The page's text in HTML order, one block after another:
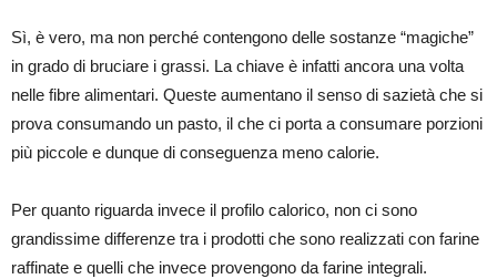
Sì, è vero, ma non perché contengono delle sostanze “magiche”
in grado di bruciare i grassi. La chiave è infatti ancora una volta
nelle fibre alimentari. Queste aumentano il senso di sazietà che si
prova consumando un pasto, il che ci porta a consumare porzioni
più piccole e dunque di conseguenza meno calorie.
Per quanto riguarda invece il profilo calorico, non ci sono
grandissime differenze tra i prodotti che sono realizzati con farine
raffinate e quelli che invece provengono da farine integrali.